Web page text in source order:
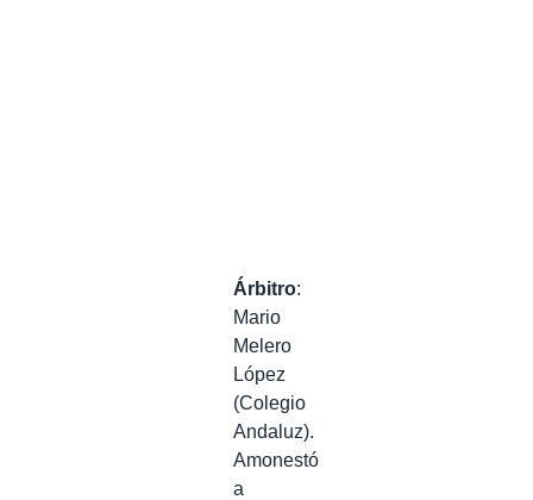
Árbitro:
Mario
Melero
López
(Colegio
Andaluz).
Amonestó
a